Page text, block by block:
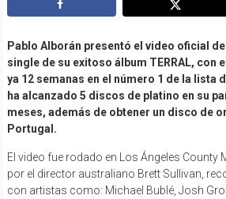
Pablo Alborán presentó el video oficial
single de su exitoso álbum TERRAL, con
ya 12 semanas en el número 1 de la lista
ha alcanzado 5 discos de platino en su
meses, además de obtener un disco de
Portugal.
El video fue rodado en Los Ángeles County
por el director australiano Brett Sullivan,
con artistas como: Michael Bublé, Josh